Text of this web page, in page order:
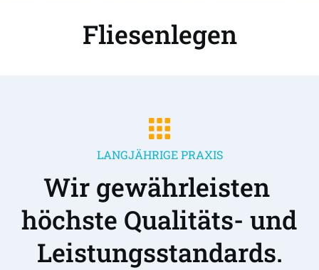
Fliesenlegen
LANGJÄHRIGE PRAXIS
Wir gewährleisten
höchste Qualitäts- und
Leistungsstandards.